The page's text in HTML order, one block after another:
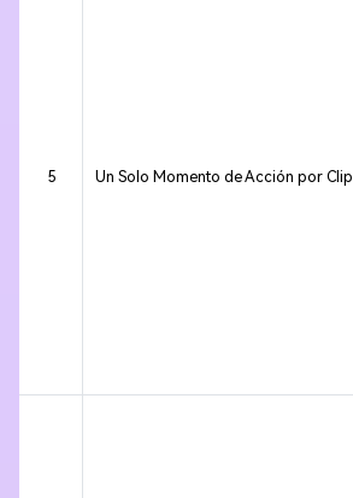
5 Un Solo Momento de Acción por Clip